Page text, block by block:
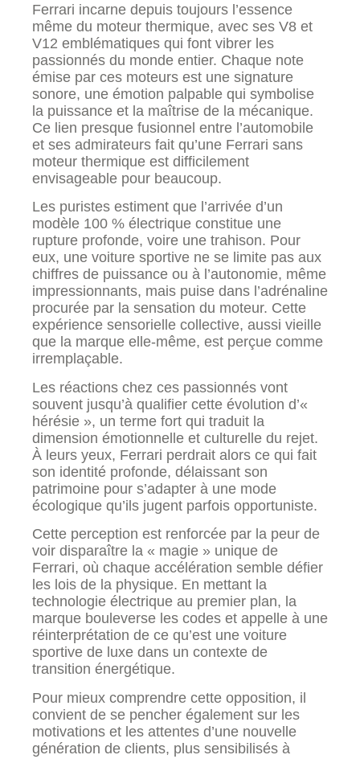
Ferrari incarne depuis toujours l’essence
même du moteur thermique, avec ses V8 et
V12 emblématiques qui font vibrer les
passionnés du monde entier. Chaque note
émise par ces moteurs est une signature
sonore, une émotion palpable qui symbolise
la puissance et la maîtrise de la mécanique.
Ce lien presque fusionnel entre l’automobile
et ses admirateurs fait qu’une Ferrari sans
moteur thermique est difficilement
envisageable pour beaucoup.
Les puristes estiment que l’arrivée d’un
modèle 100 % électrique constitue une
rupture profonde, voire une trahison. Pour
eux, une voiture sportive ne se limite pas aux
chiffres de puissance ou à l’autonomie, même
impressionnants, mais puise dans l’adrénaline
procurée par la sensation du moteur. Cette
expérience sensorielle collective, aussi vieille
que la marque elle-même, est perçue comme
irremplaçable.
Les réactions chez ces passionnés vont
souvent jusqu’à qualifier cette évolution d’«
hérésie », un terme fort qui traduit la
dimension émotionnelle et culturelle du rejet.
À leurs yeux, Ferrari perdrait alors ce qui fait
son identité profonde, délaissant son
patrimoine pour s’adapter à une mode
écologique qu’ils jugent parfois opportuniste.
Cette perception est renforcée par la peur de
voir disparaître la « magie » unique de
Ferrari, où chaque accélération semble défier
les lois de la physique. En mettant la
technologie électrique au premier plan, la
marque bouleverse les codes et appelle à une
réinterprétation de ce qu’est une voiture
sportive de luxe dans un contexte de
transition énergétique.
Pour mieux comprendre cette opposition, il
convient de se pencher également sur les
motivations et les attentes d’une nouvelle
génération de clients, plus sensibilisés à